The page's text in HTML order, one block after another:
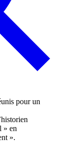
» en
».